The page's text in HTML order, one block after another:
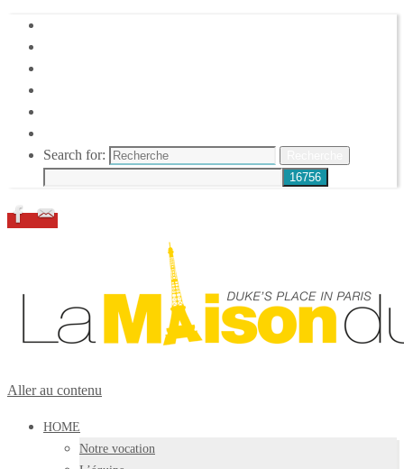
Search for:
Aller au contenu
HOME
Notre vocation